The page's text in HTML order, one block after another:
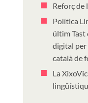
Reforç de
Política
últim Tast
digital per
català de
La